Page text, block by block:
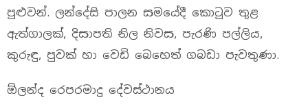
පුළුවන්. ලන්දේසි පාලන සම‍යේදී ‍කොටුව තුළ
ඇත්ගාලක්, දිසාපති නිල නිවස, පැරණි පල්ලිය,
කුරුඳු, පුවක් හා ‍වෙඩි ‍බෙ‍හෙත් ගබඩා පැවතුණා. ‍
ඕලන්ද රෙපරමාදු දේවස්ථානය